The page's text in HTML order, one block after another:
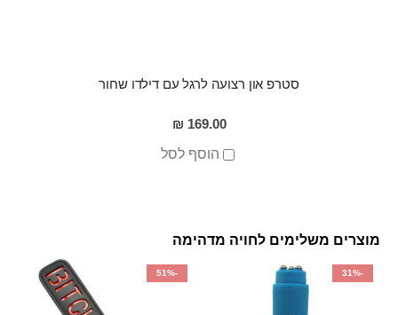
סטרפ און רצועה לרגל עם דילדו שחור
169.00 ₪
הוסף לסל
מוצרים משלימים לחויה מדהימה
-31%
-51%